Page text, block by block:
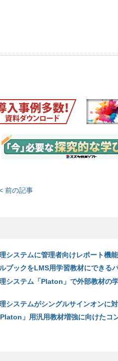
前の記事
システムに管理者向けレポート機
ブックをLMS用学習教材にできる
システム「Platon」で外部教材の
システムがシングルサインオンに
」用汎用教材増強に向けたコ